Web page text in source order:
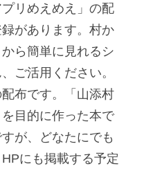
リめえめえ」の配
があります。村か
ら簡単に見れるシ
ご活用ください。
布です。「山添村
目的に作った本で
が、どなたにでも
にも掲載する予定